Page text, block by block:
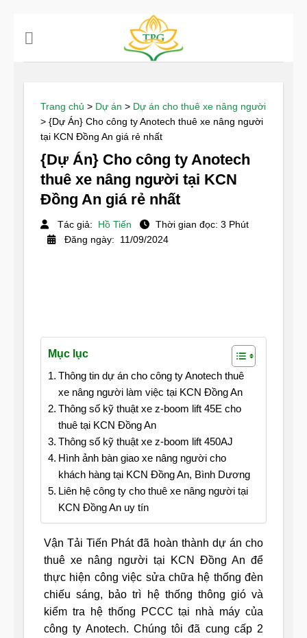
Trang chủ > Dự án > Dự án cho thuê xe nâng người
> {Dự Án} Cho công ty Anotech thuê xe nâng người
tại KCN Đồng An giá rẻ nhất
{Dự Án} Cho công ty Anotech
thuê xe nâng người tại KCN
Đồng An giá rẻ nhất
Tác giả: Hồ Tiến
Thời gian đọc: 3 Phút
Đăng ngày: 11/09/2024
Mục lục
Thông tin dự án cho công ty Anotech thuê
xe nâng người làm việc tại KCN Đồng An
Thông số kỹ thuật xe z-boom lift 45E cho
thuê tại KCN Đồng An
Thông số kỹ thuật xe z-boom lift 450AJ
Hình ảnh bàn giao xe nâng người cho
khách hàng tại KCN Đồng An, Bình Dương
Liên hệ công ty cho thuê xe nâng người tại
KCN Đồng An uy tín
Vận Tải Tiến Phát đã hoàn thành dự án cho
thuê xe nâng người tại KCN Đồng An để
thực hiện công việc sửa chữa hệ thống đèn
chiếu sáng, bảo trì hệ thống thông gió và
kiểm tra hệ thống PCCC tại nhà máy của
công ty Anotech. Chúng tôi đã cung cấp 2